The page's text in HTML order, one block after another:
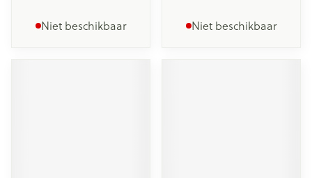
Niet beschikbaar Niet beschikbaar